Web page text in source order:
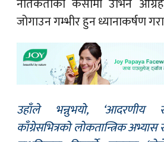
नैतिकताको कसीमा उभिन
जोगाउन गम्भीर हुन ध्यानाकर्षण
उहाँले भन्नुभयो, ‘आदरणीय
काँग्रेसभित्रको लोकतान्त्रिक